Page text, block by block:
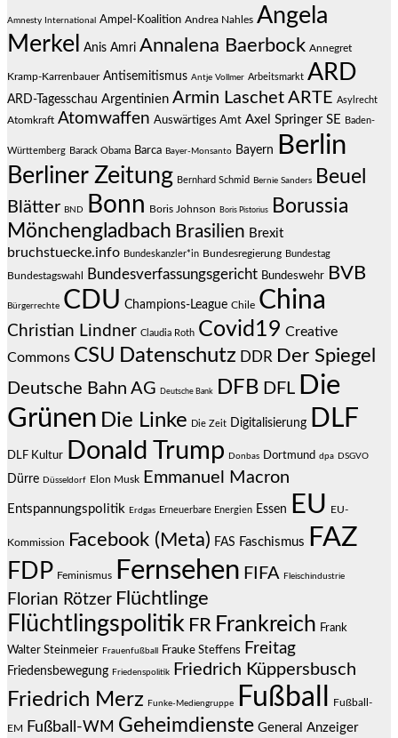
Amnesty International Ampel-Koalition Andrea Nahles Angela
Merkel
Anis Amri Annalena Baerbock Annegret
Kramp-Karrenbauer Antisemitismus Antje Vollmer Arbeitsmarkt ARD
ARD-Tagesschau Argentinien Armin Laschet ARTE Asylrecht
Atomkraft Atomwaffen Auswärtiges Amt Axel Springer SE Baden-
Württemberg Barack Obama Barca Bayer-Monsanto Bayern Berlin
Berliner Zeitung Bernhard Schmid Bernie Sanders Beuel
Blätter BND Bonn Boris Johnson Boris Pistorius
Borussia
Mönchengladbach Brasilien Brexit
bruchstuecke.info Bundeskanzler*in Bundesregierung Bundestag
Bundestagswahl Bundesverfassungsgericht Bundeswehr BVB
Bürgerrechte CDU Champions-League Chile China
Christian Lindner Claudia Roth Covid19 Creative
Commons CSU Datenschutz DDR Der Spiegel
Deutsche Bahn AG Deutsche Bank DFB DFL Die
Grünen Die Linke Die Zeit Digitalisierung DLF
DLF Kultur Donald Trump Donbas Dortmund dpa DSGVO
Dürre Düsseldorf Elon Musk Emmanuel Macron
Entspannungspolitik Erdgas Erneuerbare Energien Essen EU EU-
Kommission Facebook (Meta) FAS Faschismus FAZ
FDP Feminismus Fernsehen FIFA Fleischindustrie
Florian Rötzer Flüchtlinge
Flüchtlingspolitik FR Frankreich Frank
Walter Steinmeier Frauenfußball Frauke Steffens Freitag
Friedensbewegung Friedenspolitik Friedrich Küppersbusch
Friedrich Merz Funke-Mediengruppe Fußball Fußball-
EM Fußball-WM Geheimdienste General Anzeiger